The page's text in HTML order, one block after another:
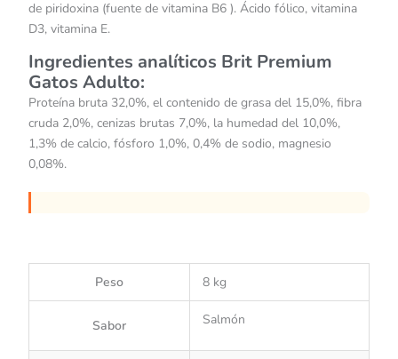
de piridoxina (fuente de vitamina B6 ). Ácido fólico, vitamina
D3, vitamina E.
Ingredientes analíticos Brit Premium
Gatos Adulto:
Proteína bruta 32,0%, el contenido de grasa del 15,0%, fibra
cruda 2,0%, cenizas brutas 7,0%, la humedad del 10,0%,
1,3% de calcio, fósforo 1,0%, 0,4% de sodio, magnesio
0,08%.
Peso 8 kg
Sabor Salmón